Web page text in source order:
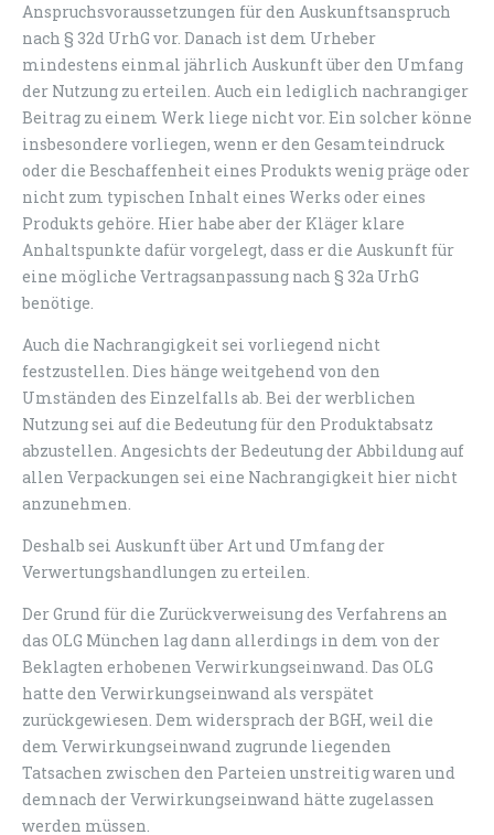
Anspruchsvoraussetzungen für den Auskunftsanspruch
nach § 32d UrhG vor. Danach ist dem Urheber
mindestens einmal jährlich Auskunft über den Umfang
der Nutzung zu erteilen. Auch ein lediglich nachrangiger
Beitrag zu einem Werk liege nicht vor. Ein solcher könne
insbesondere vorliegen, wenn er den Gesamteindruck
oder die Beschaffenheit eines Produkts wenig präge oder
nicht zum typischen Inhalt eines Werks oder eines
Produkts gehöre. Hier habe aber der Kläger klare
Anhaltspunkte dafür vorgelegt, dass er die Auskunft für
eine mögliche Vertragsanpassung nach § 32a UrhG
benötige.
Auch die Nachrangigkeit sei vorliegend nicht
festzustellen. Dies hänge weitgehend von den
Umständen des Einzelfalls ab. Bei der werblichen
Nutzung sei auf die Bedeutung für den Produktabsatz
abzustellen. Angesichts der Bedeutung der Abbildung auf
allen Verpackungen sei eine Nachrangigkeit hier nicht
anzunehmen.
Deshalb sei Auskunft über Art und Umfang der
Verwertungshandlungen zu erteilen.
Der Grund für die Zurückverweisung des Verfahrens an
das OLG München lag dann allerdings in dem von der
Beklagten erhobenen Verwirkungseinwand. Das OLG
hatte den Verwirkungseinwand als verspätet
zurückgewiesen. Dem widersprach der BGH, weil die
dem Verwirkungseinwand zugrunde liegenden
Tatsachen zwischen den Parteien unstreitig waren und
demnach der Verwirkungseinwand hätte zugelassen
werden müssen.